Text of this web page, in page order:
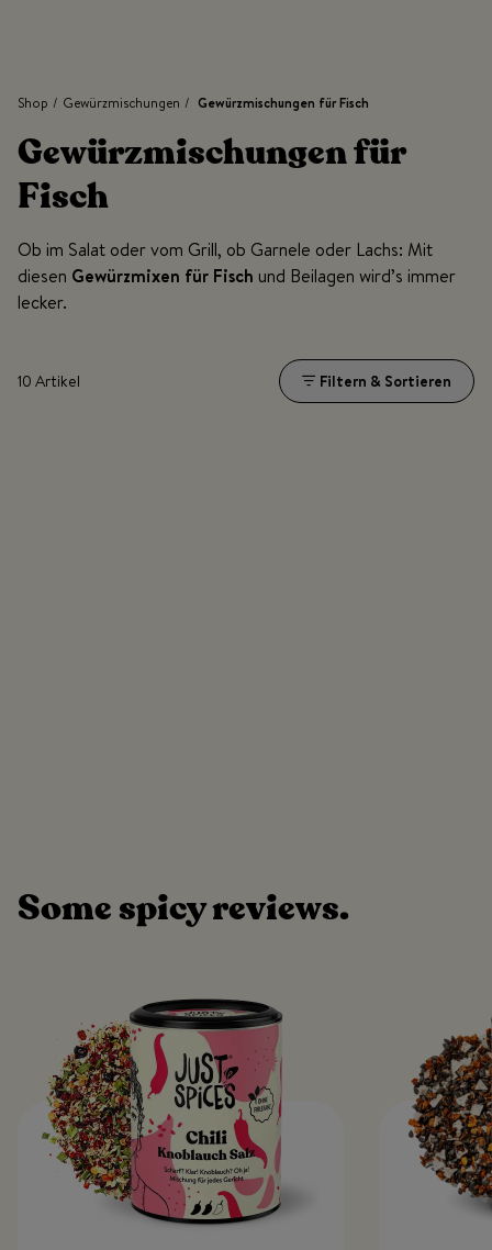
Shop / Gewürzmischungen / Gewürzmischungen für Fisch
Gewürzmischungen für
Fisch
Ob im Salat oder vom Grill, ob Garnele oder Lachs: Mit
diesen Gewürzmixen für Fisch und Beilagen wird’s immer
lecker.
10 Artikel Filtern & Sortieren
Some spicy reviews.